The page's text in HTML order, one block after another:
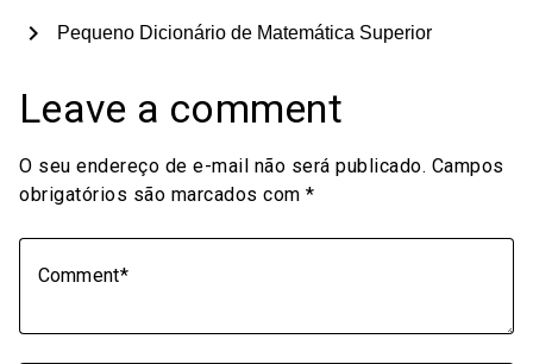
Pequeno Dicionário de Matemática Superior
chevron_right
Leave a comment
O seu endereço de e-mail não será publicado. Campos
obrigatórios são marcados com *
Comment